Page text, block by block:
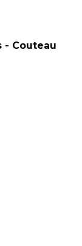
- Couteau